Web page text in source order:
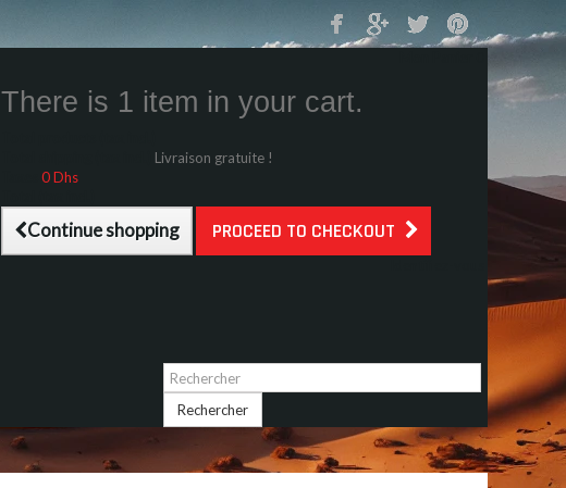
There is 1 item in your cart.
Livraison gratuite !
0 Dhs
Continue shopping PROCEED TO CHECKOUT
Rechercher